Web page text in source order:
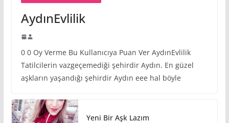
AydınEvlilik
0 0 Oy Verme Bu Kullanıcıya Puan Ver AydınEvlilik
Tatilcilerin vazgeçemediği şehirdir Aydın. En güzel
aşkların yaşandığı şehirdir Aydın eee hal böyle
Yeni Bir Aşk Lazım